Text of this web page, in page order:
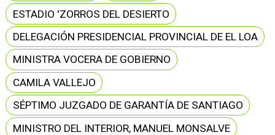
ESTADIO 'ZORROS DEL DESIERTO
DELEGACIÓN PRESIDENCIAL PROVINCIAL DE EL LOA
MINISTRA VOCERA DE GOBIERNO
CAMILA VALLEJO
SÉPTIMO JUZGADO DE GARANTÍA DE SANTIAGO
MINISTRO DEL INTERIOR, MANUEL MONSALVE